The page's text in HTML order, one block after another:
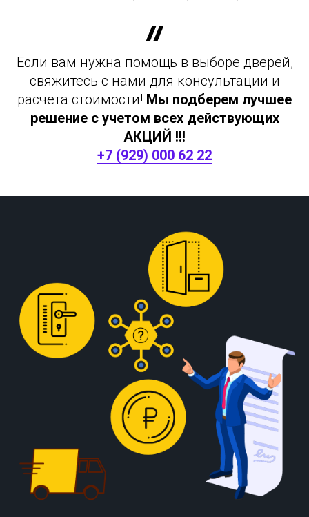
Если вам нужна помощь в выборе дверей,
свяжитесь с нами для консультации и
расчета стоимости! Мы подберем лучшее
решение с учетом всех действующих
АКЦИЙ !!!
+7 (929) 000 62 22